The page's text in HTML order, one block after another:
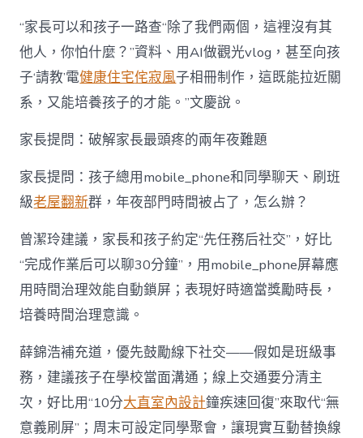
“家長可以和孩子一路查“除了我們兩個，這裡沒有其
他人，你怕什麼？”資料、用AI做觀光vlog，甚至向孩
子‘請教’電健康住宅侘寂風子相冊制作，這既能拉近關
系，又能培養孩子的才能。”文慶說。
家長提問：破解家長最頭疼的兩年夜難題
家長提問：孩子總用mobile_phone和同學聊天、刷班
級老屋翻新群，年夜部門時間被占了，怎么辦？
曾潔玲建議，家長和孩子約定“先任務后社交”，好比
“完成作業后可以聊30分鐘”，用mobile_phone屏幕應
用時間治理效能自動鎖屏；表現好時適當獎勵時長，
培養時間治理意識。
薛錦浩補充道，優先鼓勵線下社交——假如是班級事
務，建議孩子在學校當面溝通；線上交通要分清主
次，好比用“10分大直室內設計鐘疾速回復”來取代“無
意義刷屏”；周末可設定同學聚會，讓現實互動替換線